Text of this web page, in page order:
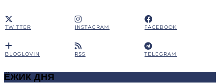
TWITTER INSTAGRAM FACEBOOK
BLOGLOVIN RSS TELEGRAM
ЁЖИК ДНЯ